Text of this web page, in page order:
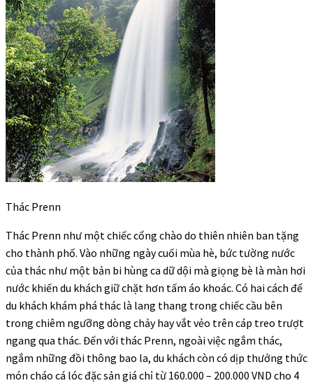
Thác Prenn
Thác Prenn như một chiếc cổng chào do thiên nhiên ban tặng
cho thành phố. Vào những ngày cuối mùa hè, bức tường nước
của thác như một bản bi hùng ca dữ dội mà giọng bè là màn hơi
nước khiến du khách giữ chặt hơn tấm áo khoác. Có hai cách để
du khách khám phá thác là lang thang trong chiếc cầu bên
trong chiêm ngưỡng dòng chảy hay vắt vẻo trên cáp treo trượt
ngang qua thác. Đến với thác Prenn, ngoài việc ngắm thác,
ngắm những đồi thông bao la, du khách còn có dịp thưởng thức
món cháo cá lóc đặc sản giá chỉ từ 160.000 – 200.000 VND cho 4